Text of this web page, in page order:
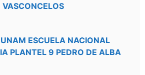
VASCONCELOS
ESCUELA NACIONAL
PLANTEL 9 PEDRO DE ALBA